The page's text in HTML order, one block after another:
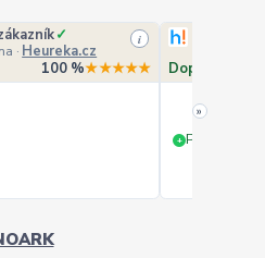
✓
· Heureka.cz
i
100 %★★★★★
Doporučuje
+ PERFEKTNÍ
»